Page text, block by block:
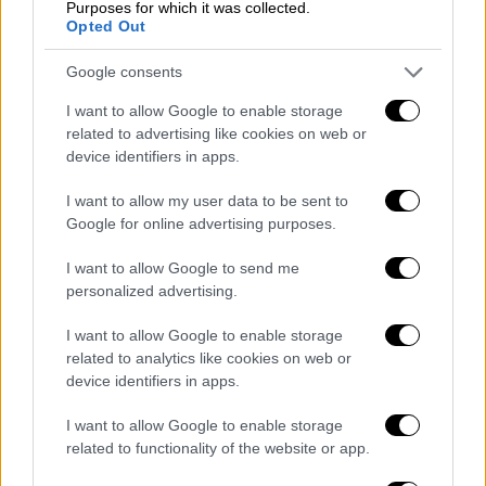
Purposes for which it was collected.
Opted Out
Google consents
I want to allow Google to enable storage
related to advertising like cookies on web or
device identifiers in apps.
I want to allow my user data to be sent to
Google for online advertising purposes.
I want to allow Google to send me
personalized advertising.
I want to allow Google to enable storage
related to analytics like cookies on web or
device identifiers in apps.
I want to allow Google to enable storage
related to functionality of the website or app.
συναντήθηκε με δύο άνδρες που πλέον
βρίσκονται στοεπίκεντρο της έρευνας.
Σύμφωνα με τοσενάριο που εξετάζεται,
προηγήθηκε έντονος διαπληκτισμός, ο
οποίος ενδέχεται να σχετίζεται με
παλαιότερες προστριβές για ζώα που
φέρεται να έμπαιναν στην έκταση του
θύματος και προκαλούσαν ζημιές.
Οι δύο κατηγορούμενοι αρνούνται
οποιαδήποτε εμπλοκή
Κατά τις ίδιες πληροφορίες, οι Αρχές
ερευνούν το ενδεχόμενο ο καβγάς να
χτυπήματα με κατσούνα, παραδοσιακή
ποιμενική ράβδο που χρησιμοποιείται